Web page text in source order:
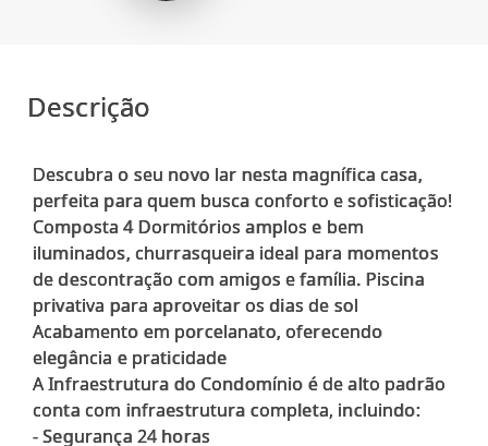
Descrição
Descubra o seu novo lar nesta magnífica casa,
perfeita para quem busca conforto e sofisticação!
Composta 4 Dormitórios amplos e bem
iluminados, churrasqueira ideal para momentos
de descontração com amigos e família. Piscina
privativa para aproveitar os dias de sol
Acabamento em porcelanato, oferecendo
elegância e praticidade
A Infraestrutura do Condomínio é de alto padrão
conta com infraestrutura completa, incluindo:
- Segurança 24 horas